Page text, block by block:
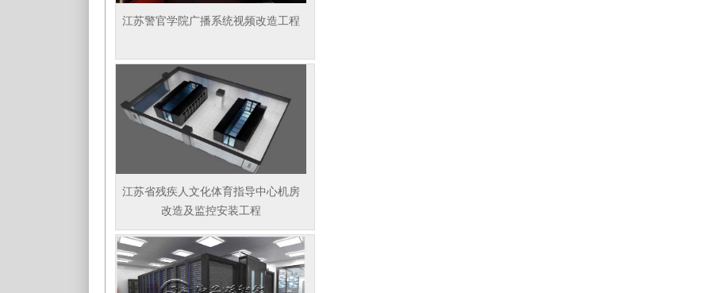
江苏警官学院广播系统视频改造工程
江苏省残疾人文化体育指导中心机房
改造及监控安装工程